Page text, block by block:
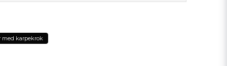
produktet...
med karpekrok